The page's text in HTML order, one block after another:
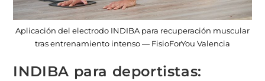
Aplicación del electrodo INDIBA para recuperación muscular
tras entrenamiento intenso — FisioForYou Valencia
INDIBA para deportistas: